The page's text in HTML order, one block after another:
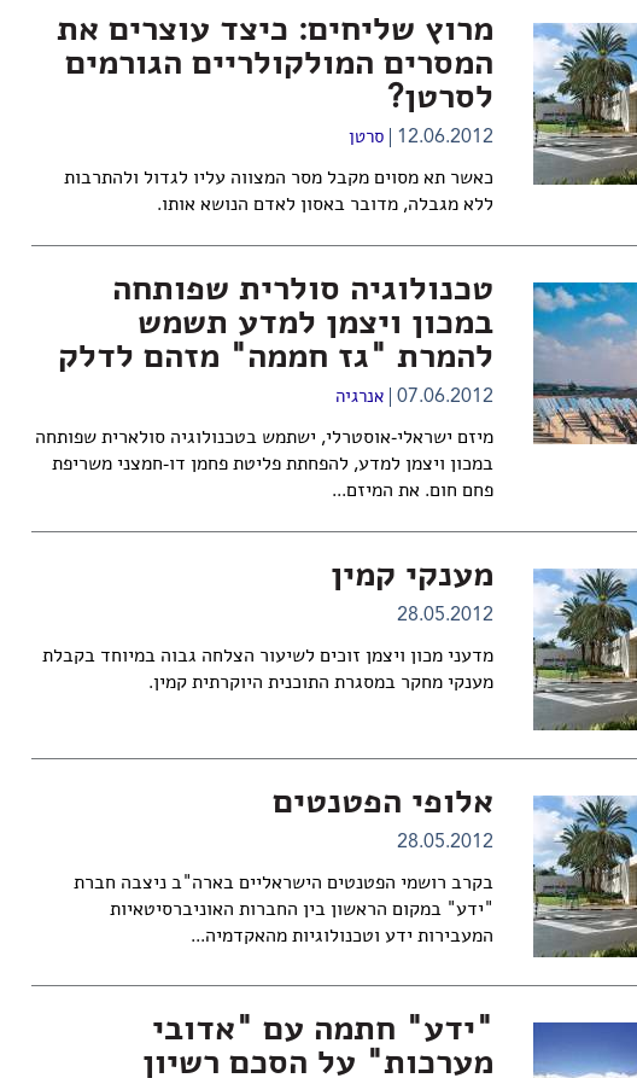
מרוץ שליחים: כיצד עוצרים את
המסרים המולקולריים הגורמים
לסרטן?
12.06.2012 סרטן
כאשר תא מסוים מקבל מסר המצווה עליו לגדול ולהתרבות
ללא מגבלה, מדובר באסון לאדם הנושא אותו.
טכנולוגיה סולרית שפותחה
במכון ויצמן למדע תשמש
להמרת "גז חממה" מזהם לדלק
07.06.2012 אנרגיה
מיזם ישראלי-אוסטרלי, ישתמש בטכנולוגיה סולארית שפותחה
במכון ויצמן למדע, להפחתת פליטת פחמן דו-חמצני משריפת
פחם חום. את המיזם...
מענקי קמין
28.05.2012
מדעני מכון ויצמן זוכים לשיעור הצלחה גבוה במיוחד בקבלת
מענקי מחקר במסגרת התוכנית היוקרתית קמין.
אלופי הפטנטים
28.05.2012
בקרב רושמי הפטנטים הישראליים בארה"ב ניצבה חברת
"ידע" במקום הראשון בין החברות האוניברסיטאיות
המעבירות ידע וטכנולוגיות מהאקדמיה...
"ידע" חתמה עם "אדובי
מערכות" על הסכם רשיון